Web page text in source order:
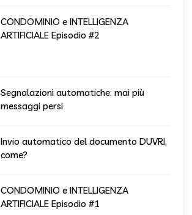
CONDOMINIO e INTELLIGENZA
ARTIFICIALE Episodio #2
Segnalazioni automatiche: mai più
messaggi persi
Invio automatico del documento DUVRI,
come?
CONDOMINIO e INTELLIGENZA
ARTIFICIALE Episodio #1